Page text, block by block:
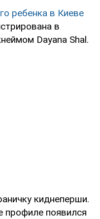
ребенка в Киеве
в
Dayana Shal.
киднеперши.
профиле появился